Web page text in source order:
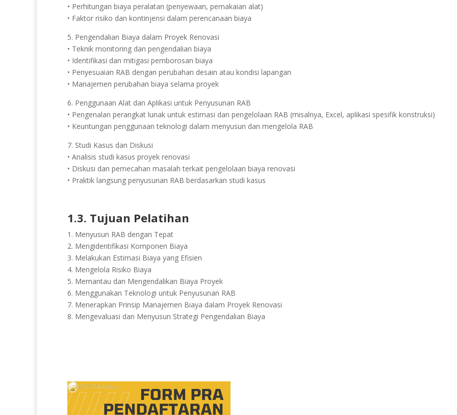
• Perhitungan biaya peralatan (penyewaan, pemakaian alat)
• Faktor risiko dan kontinjensi dalam perencanaan biaya
5. Pengendalian Biaya dalam Proyek Renovasi
• Teknik monitoring dan pengendalian biaya
• Identifikasi dan mitigasi pemborosan biaya
• Penyesuaian RAB dengan perubahan desain atau kondisi lapangan
• Manajemen perubahan biaya selama proyek
6. Penggunaan Alat dan Aplikasi untuk Penyusunan RAB
• Pengenalan perangkat lunak untuk estimasi dan pengelolaan RAB (misalnya, Excel, aplikasi spesifik konstruksi)
• Keuntungan penggunaan teknologi dalam menyusun dan mengelola RAB
7. Studi Kasus dan Diskusi
• Analisis studi kasus proyek renovasi
• Diskusi dan pemecahan masalah terkait pengelolaan biaya renovasi
• Praktik langsung penyusunan RAB berdasarkan studi kasus
1.3. Tujuan Pelatihan
1. Menyusun RAB dengan Tepat
2. Mengidentifikasi Komponen Biaya
3. Melakukan Estimasi Biaya yang Efisien
4. Mengelola Risiko Biaya
5. Memantau dan Mengendalikan Biaya Proyek
6. Menggunakan Teknologi untuk Penyusunan RAB
7. Menerapkan Prinsip Manajemen Biaya dalam Proyek Renovasi
8. Mengevaluasi dan Menyusun Strategi Pengendalian Biaya